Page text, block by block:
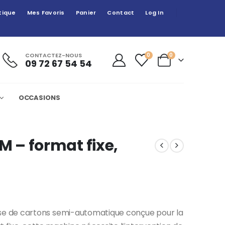
Mes Favoris Panier Contact Log In
CONTACTEZ-NOUS
09 72 67 54 54
0 0
OCCASIONS
– format fixe,
de cartons semi-automatique conçue pour la